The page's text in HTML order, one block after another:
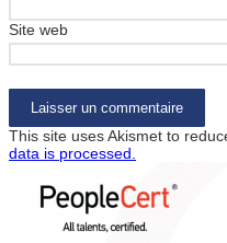
Site web
This site uses Akismet to
data is processed.